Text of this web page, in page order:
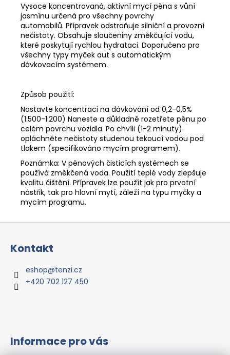
Vysoce koncentrovaná, aktivní mycí pěna s vůní
jasmínu určená pro všechny povrchy
automobilů. Přípravek odstraňuje silniční a provozní
nečistoty. Obsahuje sloučeniny změkčující vodu,
které poskytují rychlou hydrataci. Doporučeno pro
všechny typy myček aut s automatickým
dávkovacím systémem.
Způsob použití:
Nastavte koncentraci na dávkování od 0,2-0,5%
(1:500-1:200) Naneste a důkladně rozetřete pěnu po
celém povrchu vozidla. Po chvíli (1-2 minuty)
opláchněte nečistoty studenou tekoucí vodou pod
tlakem (specifikováno mycím programem).
Poznámka: V pěnových čisticích systémech se
používá změkčená voda. Použití teplé vody zlepšuje
kvalitu čištění. Přípravek lze použít jak pro prvotní
nástřik, tak pro hlavní mytí, záleží na typu myčky a
mycím programu.
Z
Kontakt
eshop@tenzi.cz
+420 702 127 450
Informace pro vás